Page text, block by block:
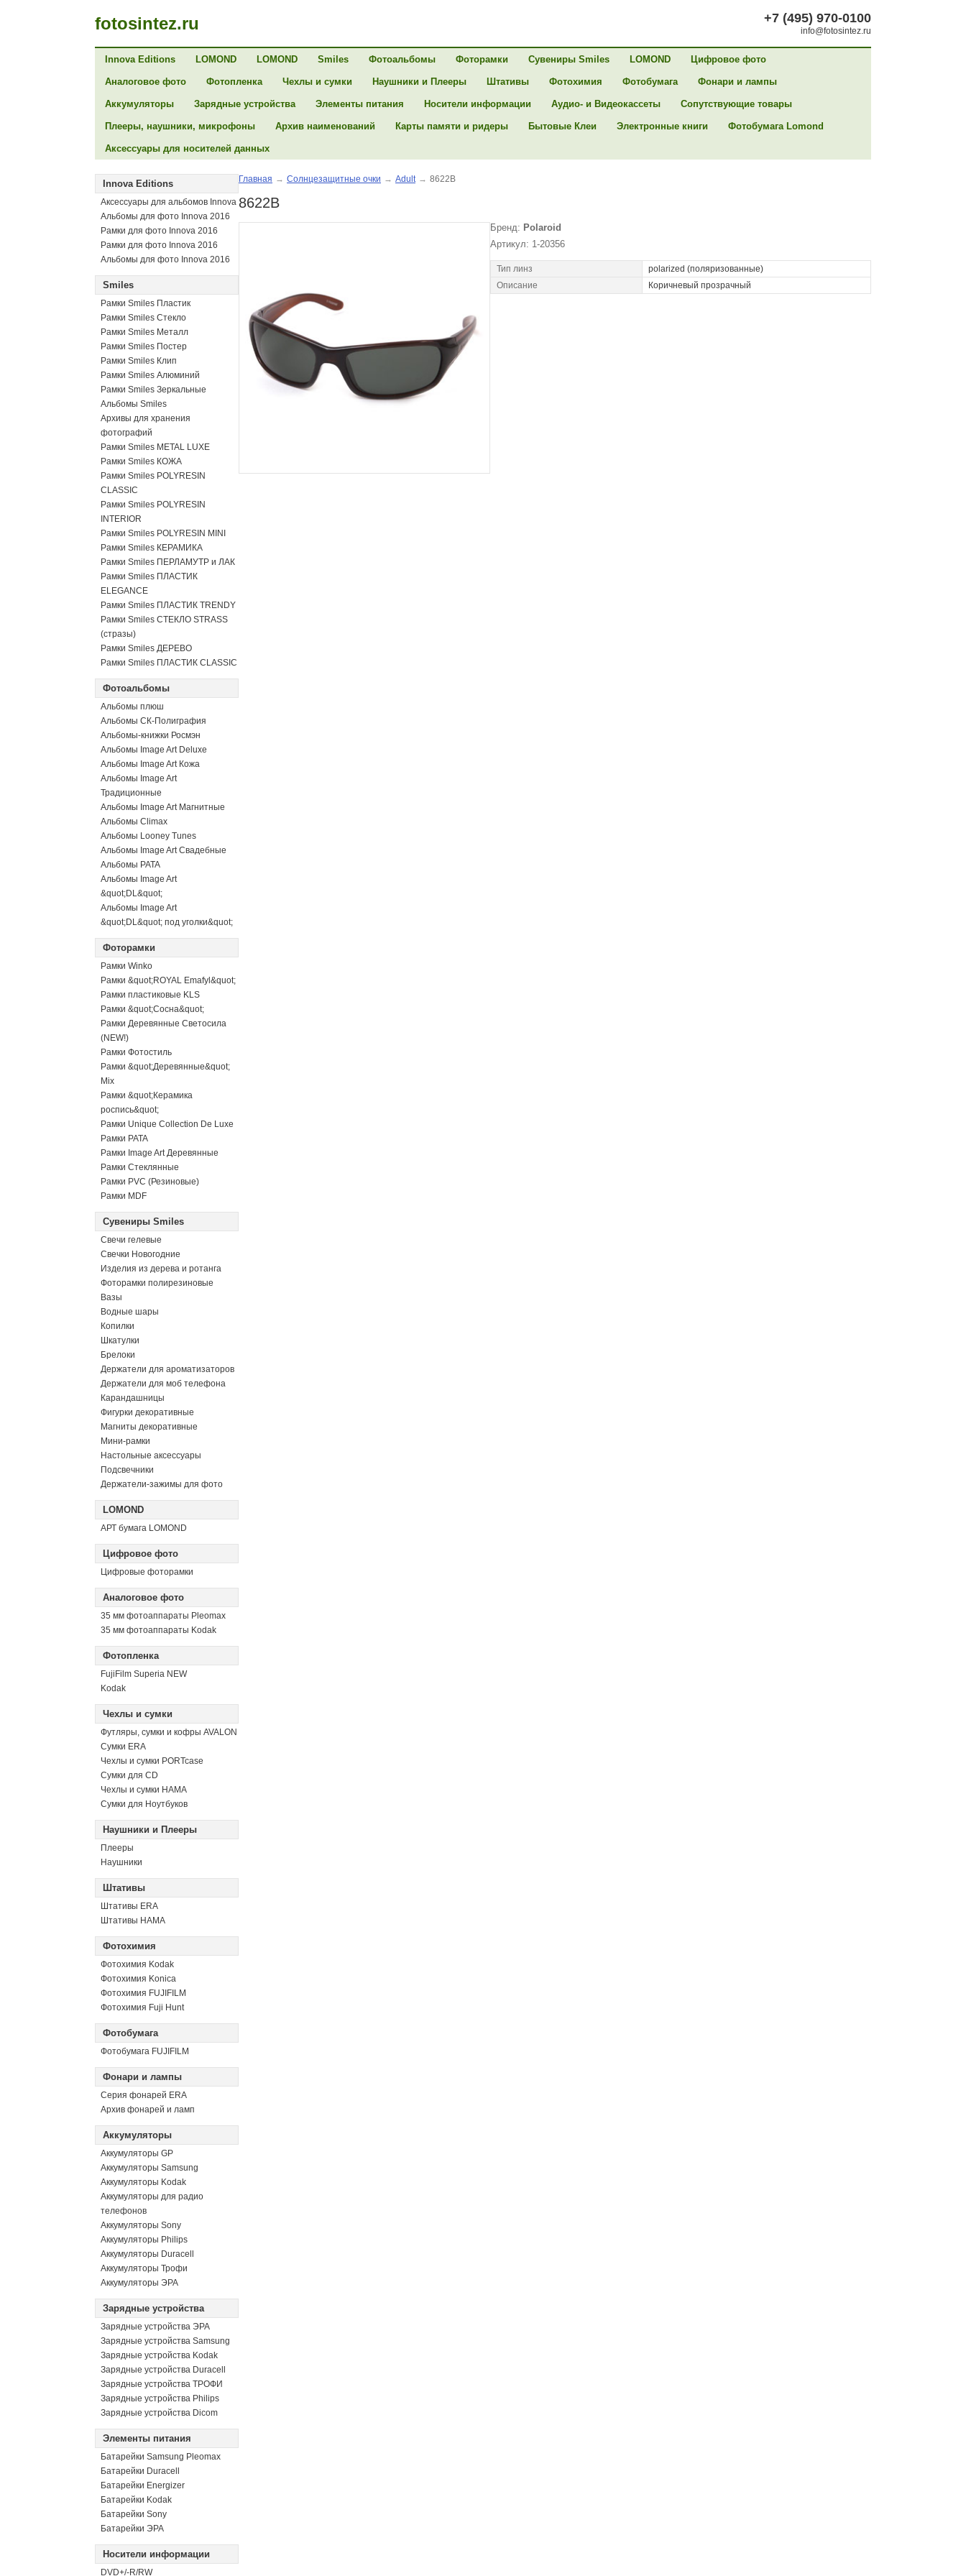
fotosintez.ru +7 (495) 970-0100
info@fotosintez.ru
Innova Editions LOMOND LOMOND Smiles Фотоальбомы Фоторамки Сувениры Smiles LOMOND Цифровое фото
Аналоговое фото Фотопленка Чехлы и сумки Наушники и Плееры Штативы Фотохимия Фотобумага Фонари и лампы
Аккумуляторы Зарядные устройства Элементы питания Носители информации Аудио- и Видеокассеты Сопутствующие товары
Плееры, наушники, микрофоны Архив наименований Карты памяти и ридеры Бытовые Клеи Электронные книги Фотобумага Lomond
Аксессуары для носителей данных
Innova Editions
Аксессуары для альбомов Innova
Альбомы для фото Innova 2016
Рамки для фото Innova 2016
Рамки для фото Innova 2016
Альбомы для фото Innova 2016
Smiles
Рамки Smiles Пластик
Рамки Smiles Стекло
Рамки Smiles Металл
Рамки Smiles Постер
Рамки Smiles Клип
Рамки Smiles Алюминий
Рамки Smiles Зеркальные
Альбомы Smiles
Архивы для хранения
фотографий
Рамки Smiles METAL LUXE
Рамки Smiles КОЖА
Рамки Smiles POLYRESIN
CLASSIC
Рамки Smiles POLYRESIN
INTERIOR
Рамки Smiles POLYRESIN MINI
Рамки Smiles КЕРАМИКА
Рамки Smiles ПЕРЛАМУТР и ЛАК
Рамки Smiles ПЛАСТИК
ELEGANCE
Рамки Smiles ПЛАСТИК TRENDY
Рамки Smiles СТЕКЛО STRASS
(стразы)
Рамки Smiles ДЕРЕВО
Рамки Smiles ПЛАСТИК CLASSIC
Фотоальбомы
Альбомы плюш
Альбомы СК-Полиграфия
Альбомы-книжки Росмэн
Альбомы Image Art Deluxe
Альбомы Image Art Кожа
Альбомы Image Art
Традиционные
Альбомы Image Art Магнитные
Альбомы Climax
Альбомы Looney Tunes
Альбомы Image Art Свадебные
Альбомы PATA
Альбомы Image Art
&quot;DL&quot;
Альбомы Image Art
&quot;DL&quot; под уголки&quot;
Фоторамки
Рамки Winko
Рамки &quot;ROYAL Emafyl&quot;
Рамки пластиковые KLS
Рамки &quot;Сосна&quot;
Рамки Деревянные Светосила
(NEW!)
Рамки Фотостиль
Рамки &quot;Деревянные&quot;
Mix
Рамки &quot;Керамика
роспись&quot;
Рамки Unique Collection De Luxe
Рамки PATA
Рамки Image Art Деревянные
Рамки Стеклянные
Рамки PVC (Резиновые)
Рамки MDF
Сувениры Smiles
Свечи гелевые
Свечки Новогодние
Изделия из дерева и ротанга
Фоторамки полирезиновые
Вазы
Водные шары
Копилки
Шкатулки
Брелоки
Держатели для ароматизаторов
Держатели для моб телефона
Карандашницы
Фигурки декоративные
Магниты декоративные
Мини-рамки
Настольные аксессуары
Подсвечники
Держатели-зажимы для фото
LOMOND
АРТ бумага LOMOND
Цифровое фото
Цифровые фоторамки
Аналоговое фото
35 мм фотоаппараты Pleomax
35 мм фотоаппараты Kodak
Фотопленка
FujiFilm Superia NEW
Kodak
Чехлы и сумки
Футляры, сумки и кофры AVALON
Сумки ERA
Чехлы и сумки PORTcase
Сумки для CD
Чехлы и сумки HAMA
Сумки для Ноутбуков
Наушники и Плееры
Плееры
Наушники
Штативы
Штативы ERA
Штативы HAMA
Фотохимия
Фотохимия Kodak
Фотохимия Konica
Фотохимия FUJIFILM
Фотохимия Fuji Hunt
Фотобумага
Фотобумага FUJIFILM
Фонари и лампы
Серия фонарей ERA
Архив фонарей и ламп
Аккумуляторы
Аккумуляторы GP
Аккумуляторы Samsung
Аккумуляторы Kodak
Аккумуляторы для радио
телефонов
Аккумуляторы Sony
Аккумуляторы Philips
Аккумуляторы Duracell
Аккумуляторы Трофи
Аккумуляторы ЭРА
Зарядные устройства
Зарядные устройства ЭРА
Зарядные устройства Samsung
Зарядные устройства Kodak
Зарядные устройства Duracell
Зарядные устройства ТРОФИ
Зарядные устройства Philips
Зарядные устройства Dicom
Элементы питания
Батарейки Samsung Pleomax
Батарейки Duracell
Батарейки Energizer
Батарейки Kodak
Батарейки Sony
Батарейки ЭРА
Носители информации
DVD+/-R/RW
Главная → Солнцезащитные очки → Adult → 8622B
8622B
Бренд: Polaroid
Артикул: 1-20356
Тип линз
polarized (поляризованные)
Описание
Коричневый прозрачный